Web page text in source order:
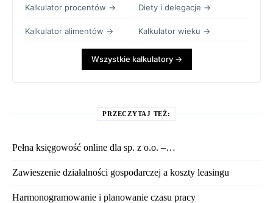
Kalkulator procentów → Diety i delegacje →
Kalkulator alimentów → Kalkulator wieku →
Wszystkie kalkulatory →
PRZECZYTAJ TEŻ:
Pełna księgowość online dla sp. z o.o. –…
Zawieszenie działalności gospodarczej a koszty leasingu
Harmonogramowanie i planowanie czasu pracy